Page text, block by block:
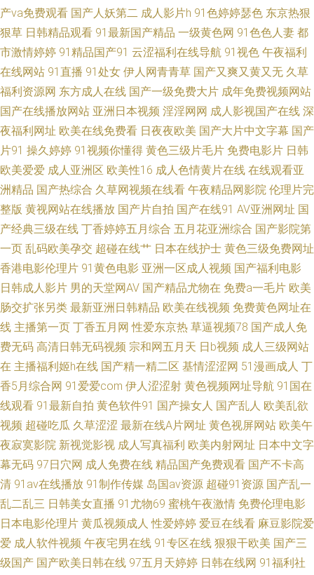
久艹艹 久久99婷婷99婷婷 精品av91 久久金品 www麻色操豆AV A片网站网
页 99摸99草 97人人爱人人操 91性爱短视频 91亚色色 91免费在线观看网站
91快猫 91导航自慰 91九九五月天 91精品九九 日韩3级电影 亚区一区二区三
区精选 亚欧有色金属 亚洲无砖无线码 亚洲日本三级 亚洲水果 亚洲91自慰
亚洲久九久九久九久九夜 自拍中文国产 中文字幕3 在线人妻超碰 在线看a片
樱花视频 伊人久久大香蕉A片网 伊人日韩在线 悦飞影视在线观看 2026AV久
久 91久久 91日韩网在线观看 91黄色废料 91免视频免费看 91免费在线观看
蜜桃 91年出生的人属啥子 91色色视频动漫 97视频久久久 TS人妖丝袜包裹自
产素人不卡 国产日韩欧美成人 激情成人小说网址 久久草精品在线 久久久久
久国产 免费观看亚洲毛片 欧美成人无码一区二区 欧美色呦呦欧美 欧美乱久
久精品 欧美性爱zo 欧美视频导航福利 欧美国产在线一区激情 欧美色图15p
欧美综合图区 欧美在线一区二区三区 琪琪综艺 青青草原伊人 青草综合网 人
99AV 午夜激情爱爱 先锋资源女人鲁色av
产va免费观看 国产人妖第二 成人影片h 91色婷婷瑟色 东京热狠
狠草 日韩精品观看 91最新国产精品 一级黄色网 91色色人妻 都
市激情婷婷 91精品国产91 云涩福利在线导航 91视色 午夜福利
在线网站 91直播 91处女 伊人网青青草 国产又爽又黄又无 久草
福利资源网 东方成人在线 国产一级免费大片 成年免费视频网站
国产在线播放网站 亚洲日本视频 淫淫网网 成人影视国产在线 深
夜福利网址 欧美在线免费看 日夜夜欧美 国产大片中文字幕 国产
片91 操久婷婷 91视频你懂得 黄色三级片毛片 免费电影片 日韩
欧美爱爱 成人亚洲区 欧美性16 成人色情黄片在线 在线观看亚
洲精品 国产热综合 久草网视频在线看 午夜精品网影院 伦理片完
整版 黄视网站在线播放 国产片自拍 国产在线91 AV亚洲网址 国
产经典三级在线 丁香婷婷五月综合 五月花亚洲综合 国产影院第
一页 乱码欧美孕交 超碰在线艹 日本在线护士 黄色三级免费网址
香港电影伦理片 91黄色电影 亚洲一区成人视频 国产福利电影
日韩成人影片 男的天堂网AV 国产精品尤物在 免费a一毛片 欧美
肠交扩张另类 最新亚洲日韩精品 欧美在线视频 免费黄色网址在
线 主播第一页 丁香五月网 性爱东京热 草逼视频78 国产成人免
费无码 高清日韩无码视频 宗和网五月天 日b视频 成人三级网站
在 主播福利姬h在线 国产精一精二区 基情涩涩网 51漫画成人 丁
香5月综合网 91爱爱com 伊人涩涩射 黄色视频网址导航 91国在
线观看 91最新自拍 黄色软件91 国产操女人 国产乱人 欧美乱欲
视频 超碰吃瓜 久草涩涩 最新在线A片网址 黄色视屏网站 欧美午
夜寂寞影院 新视觉影视 成人写真福利 欧美内射网址 日本中文字
幕无码 97日穴网 成人免费在线 精品国产免费观看 国产不卡高
清 91av在线播放 91制作传媒 岛国av资源 超碰91资源 国产乱一
乱二乱三 日韩美女直播 91尤物69 蜜桃午夜激情 免费伦理电影
日本电影伦理片 黄瓜视频成人 性爱婷婷 爱豆在线看 麻豆影院爱
爱 成人软件视频 午夜宅男在线 91专区在线 狠狠干欧美 国产三
级国产 国产欧美日韩在线 97五月天婷婷 日韩在线网 91福利社